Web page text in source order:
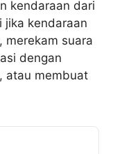
kendaraan dari
jika kendaraan
merekam suara
dengan
atau membuat